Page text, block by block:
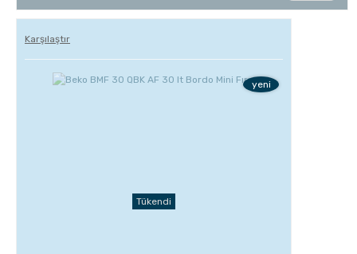
Karşılaştır
yeni
Tükendi